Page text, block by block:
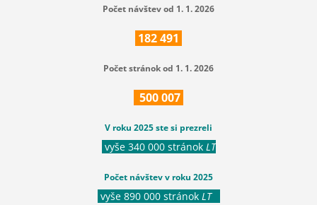
Počet návštev od 1. 1. 2026
182491
Počet stránok od 1. 1. 2026
500007
V roku 2025 ste si prezreli
vyše 340 000 stránok LT
Počet návštev v roku 2025
vyše 890 000 stránok LT